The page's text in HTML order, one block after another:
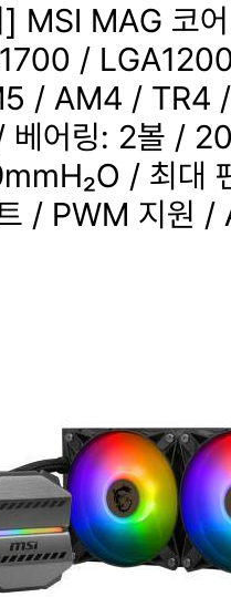
] MSI MAG 코
/
/ AM4 / TR4
베어링: 2볼 /
/ 최대
/ PWM 지원